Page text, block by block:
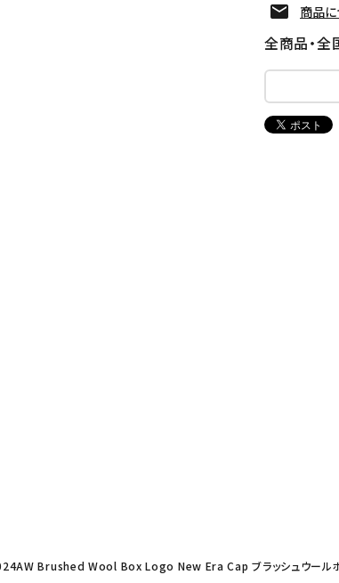
商品
全商品・
Brushed Wool Box Logo New Era Cap ブラッシュウールボ